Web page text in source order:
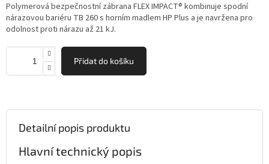
Polymerová bezpečnostní zábrana FLEX IMPACT® kombinuje spodní
nárazovou bariéru TB 260 s horním madlem HP Plus a je navržena pro
odolnost proti nárazu až 21 kJ.
Přidat do košíku
Detailní popis produktu
Hlavní technický popis